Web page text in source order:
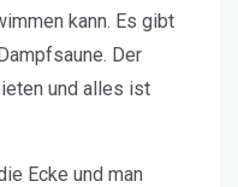
kann. Es gibt
Der
und alles ist
Ecke und man